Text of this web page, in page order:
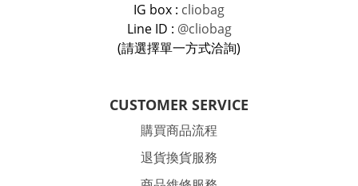
IG box : cliobag
Line ID : @cliobag
(請選擇單一方式洽詢)
CUSTOMER SERVICE
購買商品流程
退貨換貨服務